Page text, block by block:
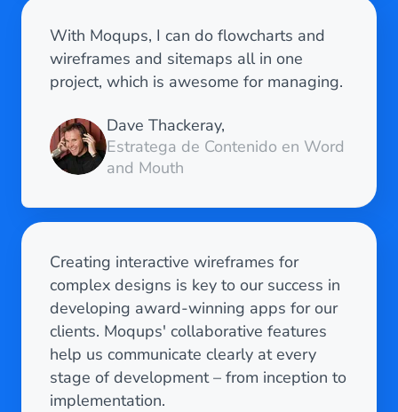
With Moqups, I can do flowcharts and
wireframes and sitemaps all in one
project, which is awesome for managing.
Dave Thackeray,
Estratega de Contenido en Word
and Mouth
Creating interactive wireframes for
complex designs is key to our success in
developing award-winning apps for our
clients. Moqups' collaborative features
help us communicate clearly at every
stage of development – from inception to
implementation.